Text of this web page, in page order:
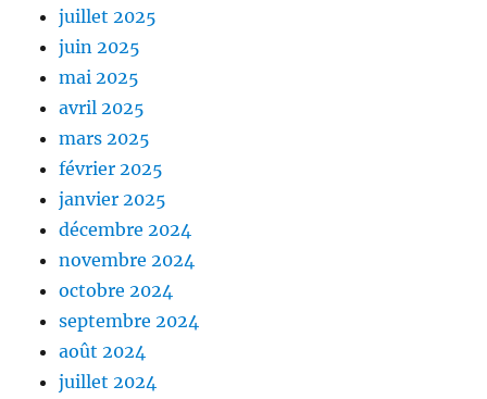
juillet 2025
juin 2025
mai 2025
avril 2025
mars 2025
février 2025
janvier 2025
décembre 2024
novembre 2024
octobre 2024
septembre 2024
août 2024
juillet 2024